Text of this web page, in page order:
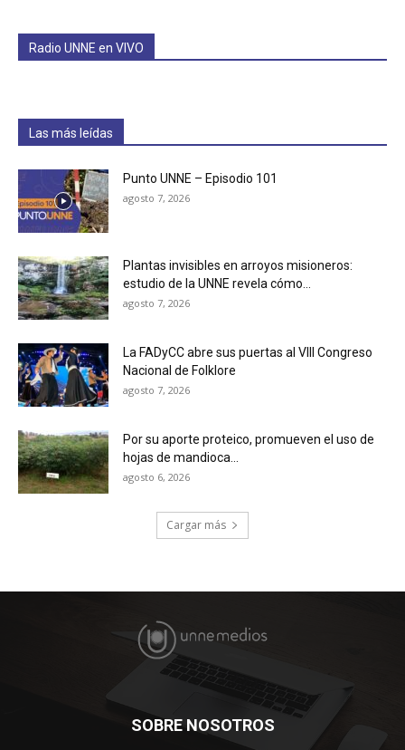
Radio UNNE en VIVO
Las más leídas
Punto UNNE – Episodio 101
agosto 7, 2026
Plantas invisibles en arroyos misioneros:
estudio de la UNNE revela cómo...
agosto 7, 2026
La FADyCC abre sus puertas al VIII Congreso
Nacional de Folklore
agosto 7, 2026
Por su aporte proteico, promueven el uso de
hojas de mandioca...
agosto 6, 2026
Cargar más
SOBRE NOSOTROS